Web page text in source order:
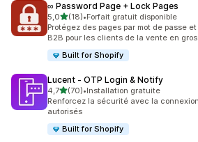
∞ Password Page + Lock Pages
5,0étoile(s) sur 5
(18)
18 avis au total
•Forfait gratuit disponible
Protégez des pages par mot de passe
B2B pour les clients de la vente en gros
Built for Shopify
Lucent ‑ OTP Login & Notify
4,7étoile(s) sur 5
(70)
70 avis au total
•Installation gratuite
Renforcez la sécurité avec la
autorisés
Built for Shopify